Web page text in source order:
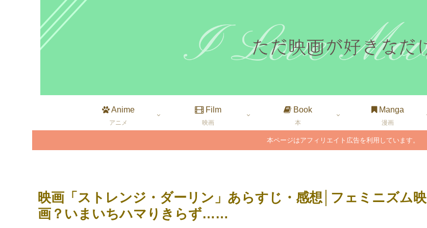
Anime
アニメ
Film
映画
Book
本
Manga
漫画
本ページはアフィリエイト広告を利用しています。
映画「ストレンジ・ダーリン」あらすじ・感想│フェミニズム映
画？いまいちハマりきらず……